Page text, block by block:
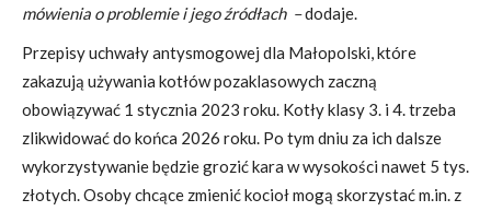
mówienia o problemie i jego źródłach –dodaje.
Przepisy uchwały antysmogowej dla Małopolski, które
zakazują używania kotłów pozaklasowych zaczną
obowiązywać 1 stycznia 2023 roku. Kotły klasy 3. i 4. trzeba
zlikwidować do końca 2026 roku. Po tym dniu za ich dalsze
wykorzystywanie będzie grozić kara w wysokości nawet 5 tys.
złotych. Osoby chcące zmienić kocioł mogą skorzystać m.in. z